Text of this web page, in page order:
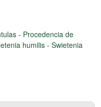
- Procedencia de
humilis - Swietenia